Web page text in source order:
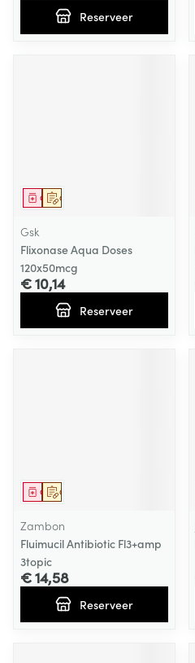
Reserveer
Op voorschrift
Geneesmiddel
Gsk
Flixonase Aqua Doses
120x50mcg
€ 10,14
Reserveer
Op voorschrift
Geneesmiddel
Zambon
Fluimucil Antibiotic Fl3+amp
3topic
€ 14,58
Reserveer